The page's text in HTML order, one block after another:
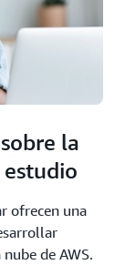
la
estudio
ofrecen una
de AWS.